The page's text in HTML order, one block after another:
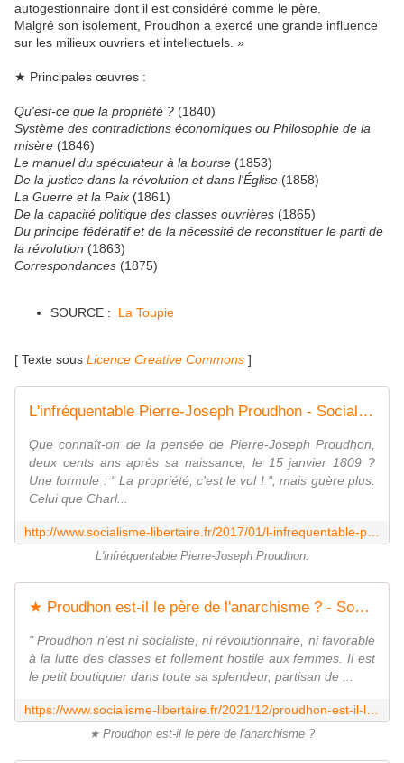
autogestionnaire dont il est considéré comme le père.
Malgré son isolement, Proudhon a exercé une grande influence
sur les milieux ouvriers et intellectuels. »
★ Principales œuvres :
Qu'est-ce que la propriété ? (1840)
Système des contradictions économiques ou Philosophie de la
misère (1846)
Le manuel du spéculateur à la bourse (1853)
De la justice dans la révolution et dans l'Église (1858)
La Guerre et la Paix (1861)
De la capacité politique des classes ouvrières (1865)
Du principe fédératif et de la nécessité de reconstituer le parti de
la révolution (1863)
Correspondances (1875)
SOURCE : La Toupie
[ Texte sous Licence Creative Commons ]
L'infréquentable Pierre-Joseph Proudhon - Socialisme libertaire
Que connaît-on de la pensée de Pierre-Joseph Proudhon,
deux cents ans après sa naissance, le 15 janvier 1809 ?
Une formule : " La propriété, c'est le vol ! ", mais guère plus.
Celui que Charl...
L'infréquentable Pierre-Joseph Proudhon.
★ Proudhon est-il le père de l'anarchisme ? - Socialisme libertaire
" Proudhon n'est ni socialiste, ni révolutionnaire, ni favorable
à la lutte des classes et follement hostile aux femmes. Il est
le petit boutiquier dans toute sa splendeur, partisan de ...
★ Proudhon est-il le père de l'anarchisme ?